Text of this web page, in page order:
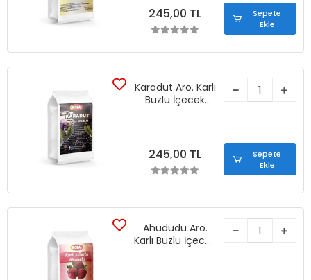
245,00 TL
Sepete
Ekle
Karadut Aro. Karlı
Buzlu İçecek
245,00 TL
Sepete
Ekle
Ahududu Aro.
Karlı Buzlu İçecek